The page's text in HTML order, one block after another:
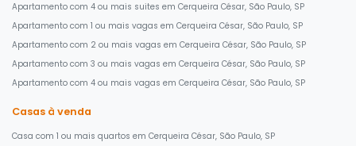
Apartamento com 4 ou mais suites em Cerqueira César, São Paulo, SP
Apartamento com 1 ou mais vagas em Cerqueira César, São Paulo, SP
Apartamento com 2 ou mais vagas em Cerqueira César, São Paulo, SP
Apartamento com 3 ou mais vagas em Cerqueira César, São Paulo, SP
Apartamento com 4 ou mais vagas em Cerqueira César, São Paulo, SP
Casas à venda
Casa com 1 ou mais quartos em Cerqueira César, São Paulo, SP